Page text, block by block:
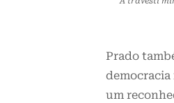
Prado
democracia
um